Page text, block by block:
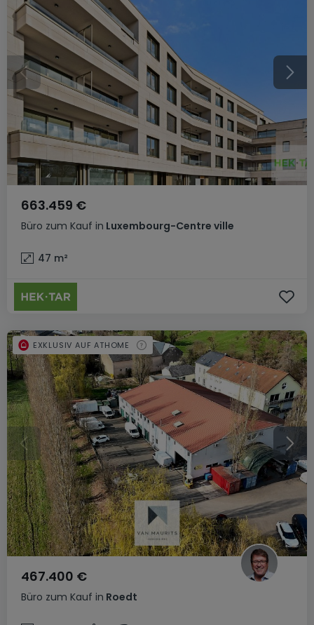
Büro zum Kauf in Luxembourg-Centre ville
663.459 €
47 m²
Büro zum Kauf in Roedt
467.400 €
EXKLUSIV AUF ATHOME